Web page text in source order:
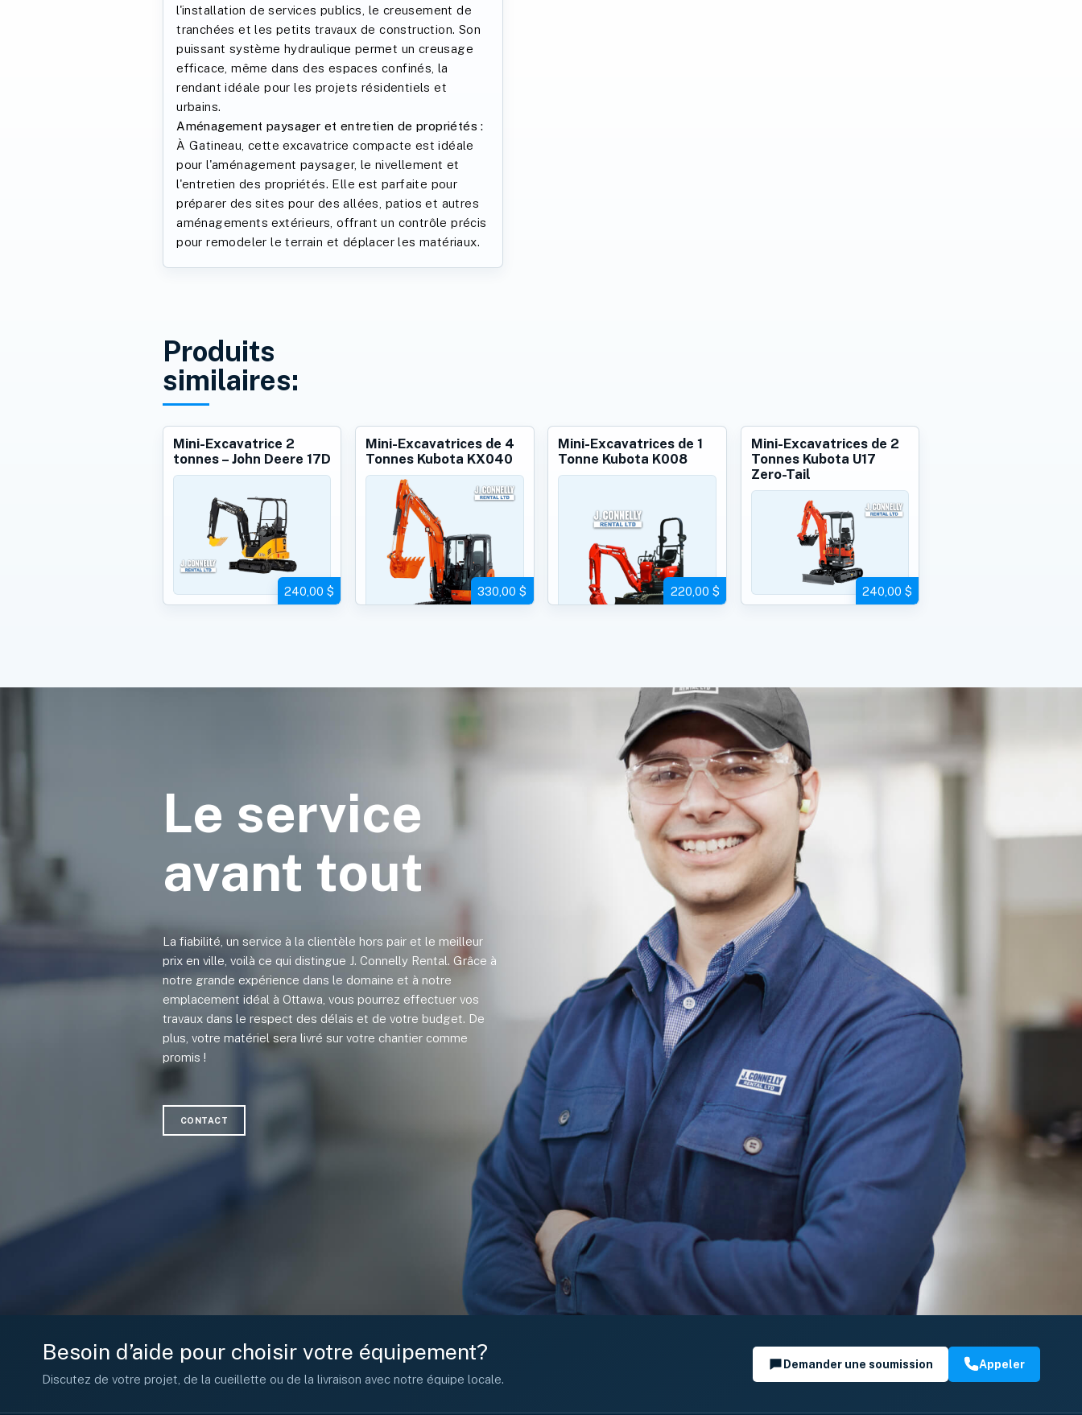
l'installation de services publics, le creusement de
tranchées et les petits travaux de construction. Son
puissant système hydraulique permet un creusage
efficace, même dans des espaces confinés, la
rendant idéale pour les projets résidentiels et
urbains.
Aménagement paysager et entretien de propriétés :
À Gatineau, cette excavatrice compacte est idéale
pour l'aménagement paysager, le nivellement et
l'entretien des propriétés. Elle est parfaite pour
préparer des sites pour des allées, patios et autres
aménagements extérieurs, offrant un contrôle précis
pour remodeler le terrain et déplacer les matériaux.
Produits
similaires:
Mini-Excavatrice 2
tonnes – John Deere 17D
240,00 $
Mini-Excavatrices de 4
Tonnes Kubota KX040
330,00 $
Mini-Excavatrices de 1
Tonne Kubota K008
220,00 $
Mini-Excavatrices de 2
Tonnes Kubota U17
Zero-Tail
240,00 $
Le service
avant tout
La fiabilité, un service à la clientèle hors pair et le meilleur
prix en ville, voilà ce qui distingue J. Connelly Rental. Grâce à
notre grande expérience dans le domaine et à notre
emplacement idéal à Ottawa, vous pourrez effectuer vos
travaux dans le respect des délais et de votre budget. De
plus, votre matériel sera livré sur votre chantier comme
promis !
CONTACT
Besoin d’aide pour choisir votre équipement?
Discutez de votre projet, de la cueillette ou de la livraison avec notre équipe locale.
Demander une soumission Appeler